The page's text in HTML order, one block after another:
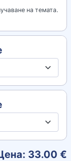
на темата.
33.00 €